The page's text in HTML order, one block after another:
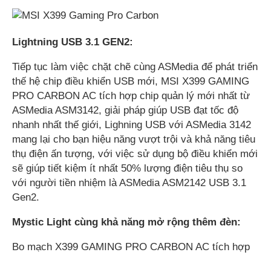
Lightning USB 3.1 GEN2:
Tiếp tục làm việc chặt chẽ cùng ASMedia để phát triển
thế hệ chip điều khiển USB mới, MSI X399 GAMING
PRO CARBON AC tích hợp chip quản lý mới nhất từ
ASMedia ASM3142, giải pháp giúp USB đạt tốc độ
nhanh nhất thế giới, Lighning USB với ASMedia 3142
mang lại cho bạn hiệu năng vượt trội và khả năng tiêu
thụ điện ấn tượng, với việc sử dụng bộ điều khiển mới
sẽ giúp tiết kiệm ít nhất 50% lượng điện tiêu thụ so
với người tiền nhiệm là ASMedia ASM2142 USB 3.1
Gen2.
Mystic Light cùng khả năng mở rộng thêm đèn:
Bo mạch X399 GAMING PRO CARBON AC tích hợp